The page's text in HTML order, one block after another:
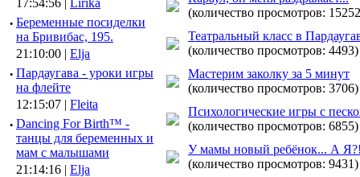
17:54:56 | Lirika
· Беременные посиделки
на Бривибас, 195.
21:10:00 | Elja
· Пардаугава - уроки игры
на флейте
12:15:07 | Fleita
· Dancing For Birth™ -
танцы для беременных и
мам с малышами
21:14:16 | Elja
(количество просмотров:
Театральный класс в
(количество просмотров: 4493)
Мастерим заколку за 5 минут
(количество просмотров: 3706)
Психологические игры с
(количество просмотров: 6855)
У мамы новый ребёнок... А
(количество просмотров: 9431)